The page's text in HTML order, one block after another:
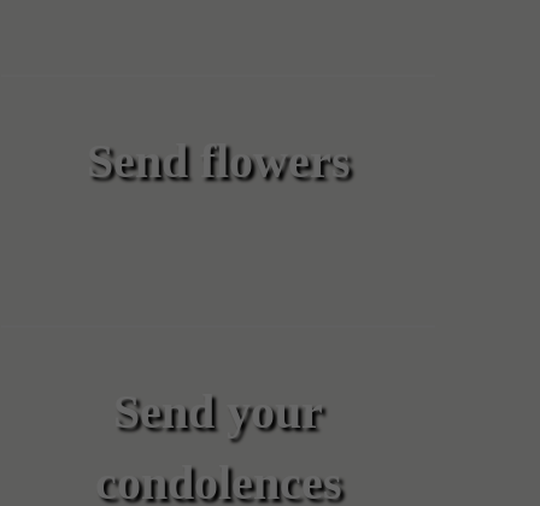
Send flowers
Send your
condolences